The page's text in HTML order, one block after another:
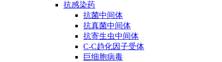
抗感染药
抗菌中间体
抗真菌中间体
抗寄生虫中间体
C-C趋化因子受体
巨细胞病毒